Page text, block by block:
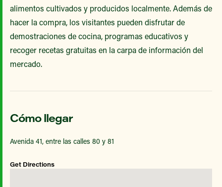
alimentos cultivados y producidos localmente. Además de
hacer la compra, los visitantes pueden disfrutar de
demostraciones de cocina, programas educativos y
recoger recetas gratuitas en la carpa de información del
mercado.
Cómo llegar
Avenida 41, entre las calles 80 y 81
Get Directions